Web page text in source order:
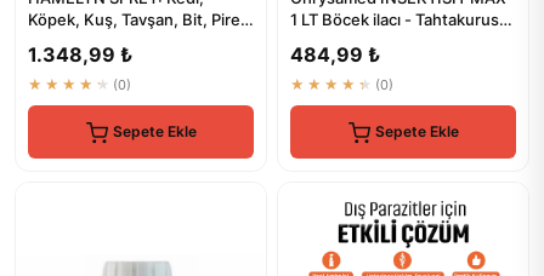
Köpek, Kuş, Tavşan, Bit, Pire,
1.348,99 ₺
★★★★★ (0)
Sepete Ekle
1 LT Böcek ilacı - Tahtakurusu,
484,99 ₺
★★★★★ (0)
Sepete Ekle